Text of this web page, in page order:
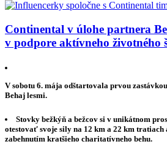
Continental v úlohe partnera
v podpore aktívneho životného
V sobotu 6. mája odštartovala prvou
Behaj lesmi.
Stovky bežkýň a bežcov si v unikátnom
otestovať svoje sily na 12 km a 22 km
zabehnutím kratšieho charitatívneho behu.